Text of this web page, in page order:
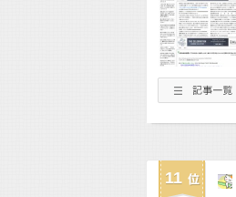
11